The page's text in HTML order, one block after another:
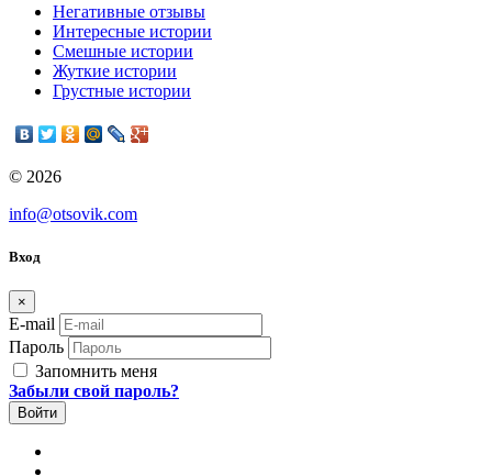
Негативные отзывы
Интересные истории
Смешные истории
Жуткие истории
Грустные истории
© 2026
info@otsovik.com
Вход
×
E-mail
Пароль
Запомнить меня
Забыли свой пароль?